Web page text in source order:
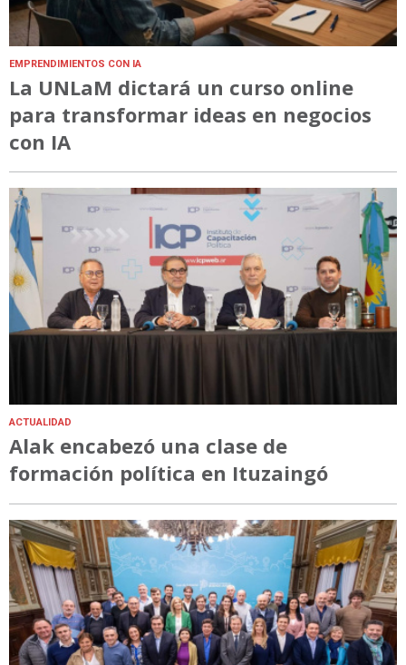
EMPRENDIMIENTOS CON IA
La UNLaM dictará un curso online
para transformar ideas en negocios
con IA
ACTUALIDAD
Alak encabezó una clase de
formación política en Ituzaingó